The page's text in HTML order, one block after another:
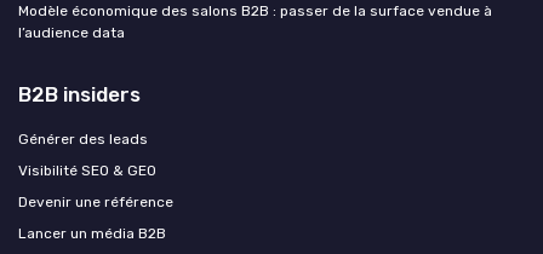
Modèle économique des salons B2B : passer de la surface vendue à
l’audience data
B2B insiders
Générer des leads
Visibilité SEO & GEO
Devenir une référence
Lancer un média B2B